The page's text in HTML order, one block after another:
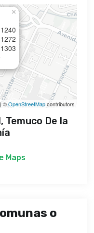
×
| ©OpenStreetMapcontributors
Temuco De la
Maps
o